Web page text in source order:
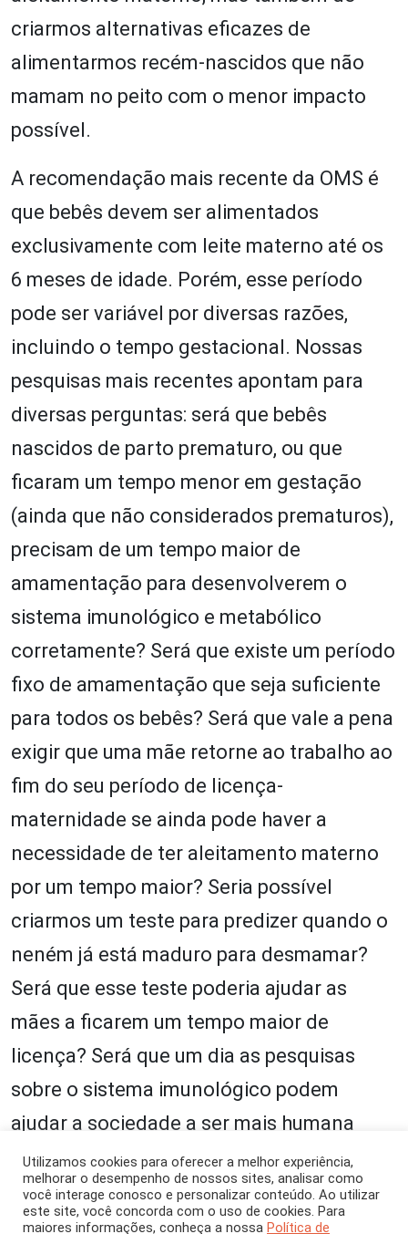
criarmos alternativas eficazes de
alimentarmos recém-nascidos que não
mamam no peito com o menor impacto
possível.
A recomendação mais recente da OMS é
que bebês devem ser alimentados
exclusivamente com leite materno até os
6 meses de idade. Porém, esse período
pode ser variável por diversas razões,
incluindo o tempo gestacional. Nossas
pesquisas mais recentes apontam para
diversas perguntas: será que bebês
nascidos de parto prematuro, ou que
ficaram um tempo menor em gestação
(ainda que não considerados prematuros),
precisam de um tempo maior de
amamentação para desenvolverem o
sistema imunológico e metabólico
corretamente? Será que existe um período
fixo de amamentação que seja suficiente
para todos os bebês? Será que vale a pena
exigir que uma mãe retorne ao trabalho ao
fim do seu período de licença-
maternidade se ainda pode haver a
necessidade de ter aleitamento materno
por um tempo maior? Seria possível
criarmos um teste para predizer quando o
neném já está maduro para desmamar?
Será que esse teste poderia ajudar as
mães a ficarem um tempo maior de
licença? Será que um dia as pesquisas
sobre o sistema imunológico podem
ajudar a sociedade a ser mais humana
com mulheres e crianças?
Utilizamos cookies para oferecer a melhor experiência,
melhorar o desempenho de nossos sites, analisar como
você interage conosco e personalizar conteúdo. Ao utilizar
este site, você concorda com o uso de cookies. Para
maiores informações, conheça a nossa Política de